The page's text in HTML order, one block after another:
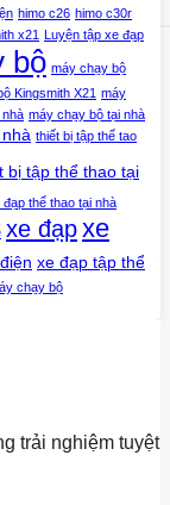
himo c26 himo c30r
x21 Luyện tập xe đạp
bộ máy chạy bộ
Kingsmith X21 máy
máy chạy bộ tại nhà
thiết bị tập thể tao
bị tập thể thao tại
đạp thể thao tại nhà
xe đạpxe
xe đạp tập thể
chạy bộ
trải nghiệm tuyệt